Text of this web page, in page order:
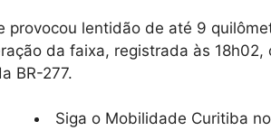
provocou lentidão de até 9
da faixa, registrada às
BR-277.
Siga o Mobilidade Curitiba